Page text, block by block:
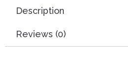
Description
Reviews (0)